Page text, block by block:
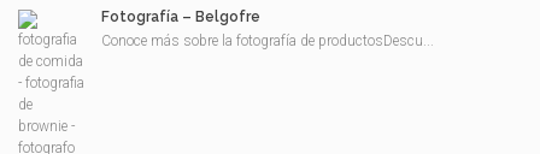
Fotografía – Belgofre
Conoce más sobre la fotografía de productosDescu...